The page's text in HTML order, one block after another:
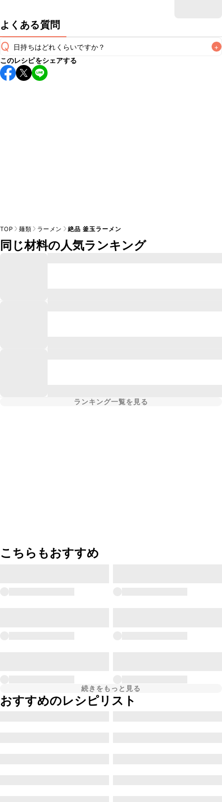
よくある質問
Q 日持ちはどれくらいですか？ +
こちらのレシピは出来たてをお召し上がりいただくことをお
すすめします。
このレシピをシェアする
TOP 麺類 ラーメン 絶品 釜玉ラーメン
同じ材料の人気ランキング
ランキング一覧を見る
こちらもおすすめ
続きをもっと見る
おすすめのレシピリスト